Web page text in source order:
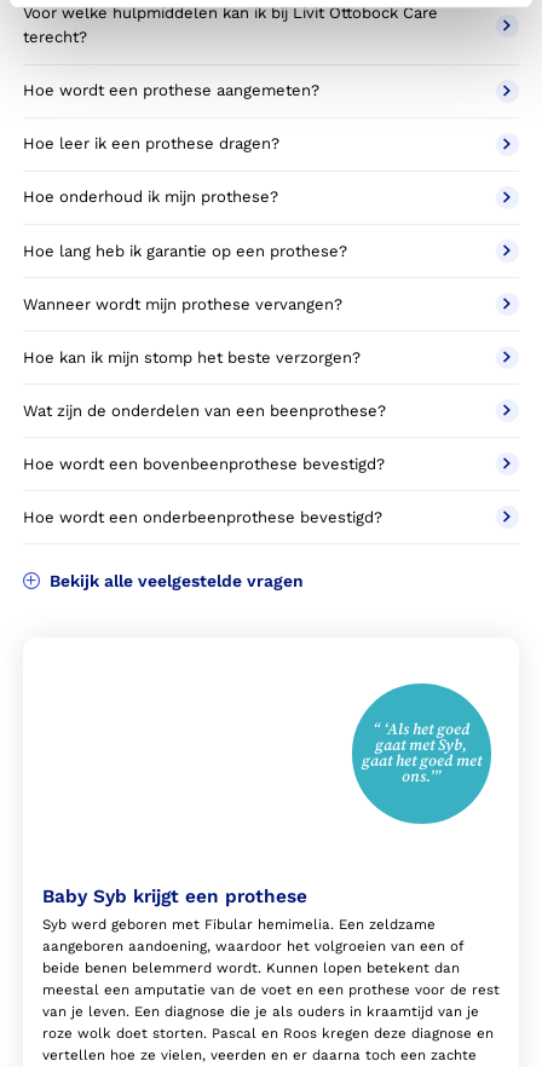
Voor welke hulpmiddelen kan ik bij Livit Ottobock Care
terecht?
Hoe wordt een prothese aangemeten?
Hoe leer ik een prothese dragen?
Hoe onderhoud ik mijn prothese?
Hoe lang heb ik garantie op een prothese?
Wanneer wordt mijn prothese vervangen?
Hoe kan ik mijn stomp het beste verzorgen?
Wat zijn de onderdelen van een beenprothese?
Hoe wordt een bovenbeenprothese bevestigd?
Hoe wordt een onderbeenprothese bevestigd?
Bekijk alle veelgestelde vragen
“ ‘Als het goed
gaat met Syb,
gaat het goed met
ons.’”
Baby Syb krijgt een prothese
Syb werd geboren met Fibular hemimelia. Een zeldzame
aangeboren aandoening, waardoor het volgroeien van een of
beide benen belemmerd wordt. Kunnen lopen betekent dan
meestal een amputatie van de voet en een prothese voor de rest
van je leven. Een diagnose die je als ouders in kraamtijd van je
roze wolk doet storten. Pascal en Roos kregen deze diagnose en
vertellen hoe ze vielen, veerden en er daarna toch een zachte